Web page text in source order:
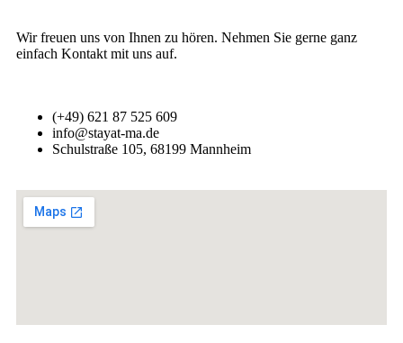
Wir freuen uns von Ihnen zu hören. Nehmen Sie gerne ganz
einfach Kontakt mit uns auf.
(+49) 621 87 525 609
info@stayat-ma.de
Schulstraße 105, 68199 Mannheim